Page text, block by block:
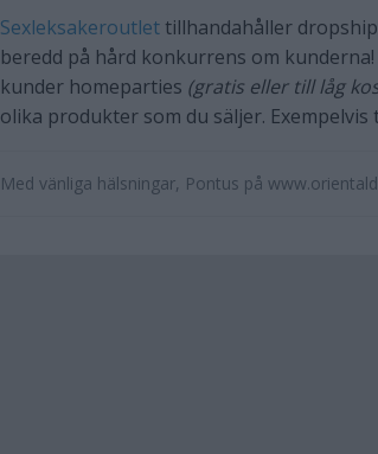
Sexleksakeroutlet tillhandahåller
beredd på hård konkurrens om
kunder homeparties (gratis eller till låg
olika produkter som du säljer.
Med vänliga hälsningar, Pontus på